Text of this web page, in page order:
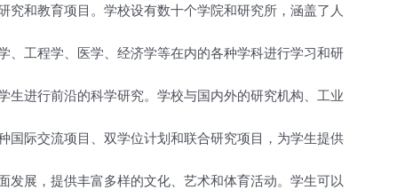
和教育项目。学校设有数十个学院和研究所，涵盖了人
、工程学、医学、经济学等在内的各种学科进行学习和研
进行前沿的科学研究。学校与国内外的研究机构、工业
国际交流项目、双学位计划和联合研究项目，为学生提供
展，提供丰富多样的文化、艺术和体育活动。学生可以